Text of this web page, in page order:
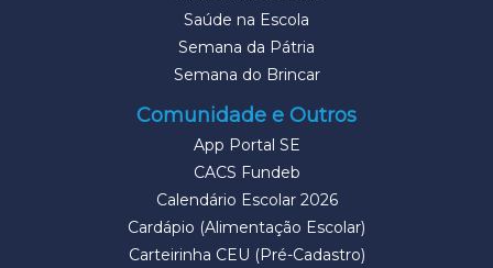
Saúde na Escola
Semana da Pátria
Semana do Brincar
Comunidade e Outros
App Portal SE
CACS Fundeb
Calendário Escolar 2026
Cardápio (Alimentação Escolar)
Carteirinha CEU (Pré-Cadastro)